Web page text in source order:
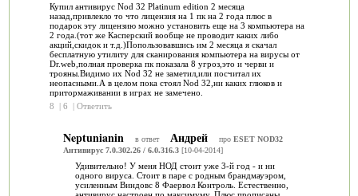
Купил антивирус Nod 32 Platinum edition 2 месяца
назад,привлекло то что лицензия на 1 пк на 2 года плюс в
подарок эту лицензию можно установить еще на 3 компьютера на
2 года.(тот же Касперский вообще не проводит каких либо
акций,скидок и т.д.)Попользовавшись им 2 месяца я скачал
бесплатную утилиту для сканирования компьютера на вирусы от
Dr.web,полная проверка пк показала 8 угроз,это и черви и
трояны.Видимо их Nod 32 не заметил,или посчитал их
неопасными.А в целом пока стоял Nod 32,ни каких глюков и
притормаживании в играх не замечено.
8
| 6 | Ответить
Neptunianin в ответ Андрей про ESET NOD32
Антивирус 7.0.302.26 / 6.0.316.3[10-04-2014]
Удивительно! У меня НОД стоит уже 3-й год - и ни
одного вируса. Стоит в паре с родным брандмауэром,
усиленным Виндовс 8 Фаервол Контроль. Естественно,